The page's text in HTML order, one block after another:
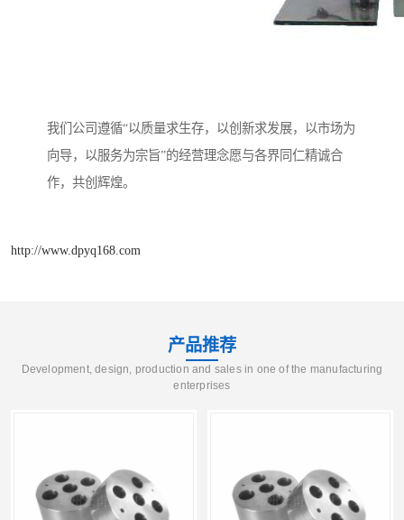
我们公司遵循“以质量求生存，以创新求发展，以市场为
向导，以服务为宗旨”的经营理念愿与各界同仁精诚合
作，共创辉煌。
http://www.dpyq168.com
产品推荐
Development, design, production and sales in one of the manufacturing
enterprises